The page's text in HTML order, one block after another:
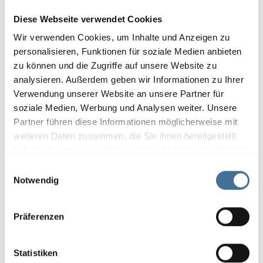
Diese Webseite verwendet Cookies
Wir verwenden Cookies, um Inhalte und Anzeigen zu
personalisieren, Funktionen für soziale Medien anbieten
zu können und die Zugriffe auf unsere Website zu
analysieren. Außerdem geben wir Informationen zu Ihrer
Verwendung unserer Website an unsere Partner für
soziale Medien, Werbung und Analysen weiter. Unsere
Partner führen diese Informationen möglicherweise mit
weiteren Daten zusammen, die Sie ihnen bereitgestellt
Notwendig
Präferenzen
Statistiken
Insektenschutz hält lästige Tiere fern
und sorgt gleichzeitig für frische Luft
und ein angenehmes Raumklima.